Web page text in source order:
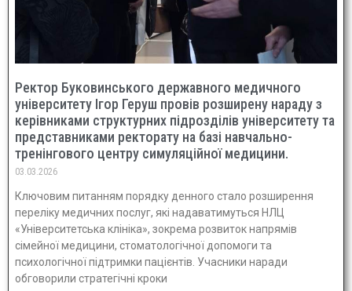
Ректор Буковинського державного медичного
університету Ігор Геруш провів розширену нараду з
керівниками структурних підрозділів університету та
представниками ректорату на базі навчально-
тренінгового центру симуляційної медицини.
03.03.2026
Ключовим питанням порядку денного стало розширення
переліку медичних послуг, які надаватимуться НЛЦ
«Університетська клініка», зокрема розвиток напрямів
сімейної медицини, стоматологічної допомоги та
психологічної підтримки пацієнтів. Учасники наради
обговорили стратегічні кроки